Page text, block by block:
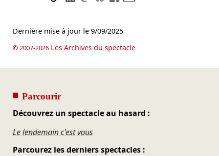
Dernière mise à jour le 9/09/2025
© 2007-2026Les Archives du spectacle
Parcourir
Découvrez un spectacle au hasard :
Le lendemain c'est vous
Parcourez les derniers spectacles :